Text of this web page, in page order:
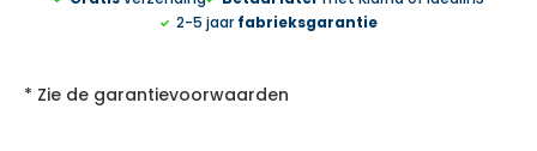
2-5 jaar fabrieksgarantie
* Zie de garantievoorwaarden